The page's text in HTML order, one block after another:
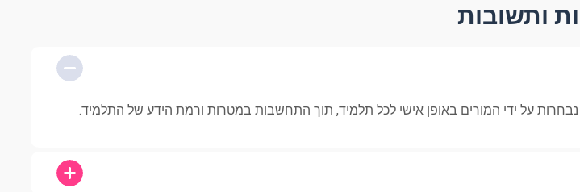
ותשובות
על ידי המורים באופן אישי לכל תלמיד, תוך התחשבות במטרות ורמת הידע של התלמיד.